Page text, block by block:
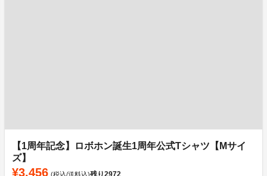
【1周年記念】ロボホン誕生1周年公式Tシャツ【Mサイ
ズ】
¥3,456 (税込/送料込)残り2972